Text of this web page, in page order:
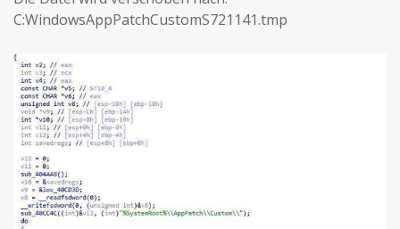
C:WindowsAppPatchCustomS721141.tmp